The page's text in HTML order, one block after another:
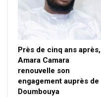
Près de cinq ans après,
Amara Camara
renouvelle son
engagement auprès de
Doumbouya